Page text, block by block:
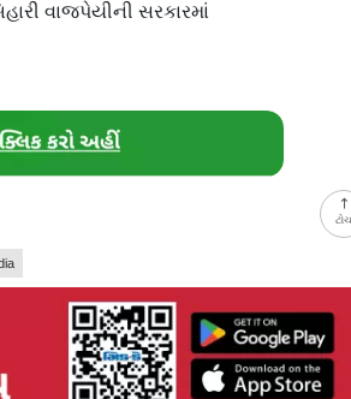
વાજપેયીની સરકારમાં